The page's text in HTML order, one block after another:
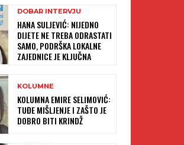
DOBAR INTERVJU
HANA SULJEVIĆ: NIJEDNO
DIJETE NE TREBA ODRASTATI
SAMO, PODRŠKA LOKALNE
ZAJEDNICE JE KLJUČNA
KOLUMNE
KOLUMNA EMIRE SELIMOVIĆ:
TUĐE MIŠLJENJE I ZAŠTO JE
DOBRO BITI KRINDŽ